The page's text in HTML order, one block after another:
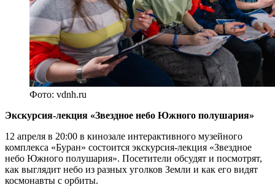
Фото: vdnh.ru
Экскурсия-лекция «Звездное небо Южного полушария»
12 апреля в 20:00 в кинозале интерактивного музейного
комплекса «Буран» состоится экскурсия-лекция «Звездное
небо Южного полушария». Посетители обсудят и посмотрят,
как выглядит небо из разных уголков Земли и как его видят
космонавты с орбиты.